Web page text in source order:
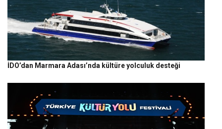
İDO’dan Marmara Adası’nda kültüre yolculuk desteği